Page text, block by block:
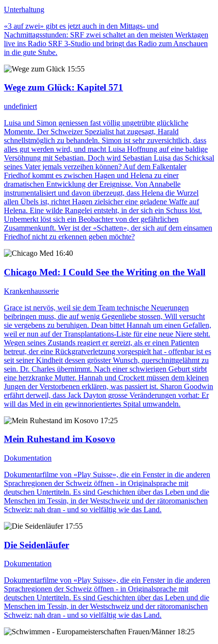
Unterhaltung
«3 auf zwei» gibt es jetzt auch in den Mittags- und
Nachmittagsstunden: SRF zwei schaltet an den meisten Werktagen
live ins Radio SRF 3-Studio und bringt das Radio zum Anschauen
in die gute Stube.
15:55
Wege zum Glück: Kapitel 571
undefiniert
Luisa und Simon geniessen fast völlig ungetrübte glückliche
Momente. Der Schweizer Spezialist hat zugesagt, Harald
schnellstmöglich zu behandeln. Simon ist sehr zuversichtlich, dass
alles gut werden wird, und macht Luisa Hoffnung auf eine baldige
Versöhnung mit Sebastian. Doch wird Sebastian Luisa das Schicksal
seines Vater jemals verzeihen können? Auf dem Falkentaler
Friedhof kommt es zwischen Hagen und Helena zu einer
dramatischen Entwicklung der Ereignisse. Von Annabelle
instrumentalisiert und davon überzeugt, dass Helena die Wurzel
allen Übels ist, richtet Hagen zielsicher eine geladene Waffe auf
Helena. Eine wilde Rangelei entsteht, in der sich ein Schuss löst.
Unbemerkt löst sich ein Beobachter von der gefährlichen
Zusammenkunft. Wer ist der «Schatten», der sich auf dem einsamen
Friedhof nicht zu erkennen geben möchte?
16:40
Chicago Med: I Could See the Writing on the Wall
Krankenhausserie
Grace ist nervös, weil sie dem Team technische Neuerungen
beibringen muss, die auf wenig Gegenliebe stossen, Will versucht
sie vergebens zu beruhigen. Dean bittet Hannah um einen Gefallen,
weil er nun auf der Transplantations-Liste für eine neue Niere steht.
Wegen seines Zustands reagiert er gereizt, als er einen Patienten
betreut, der eine Rückgratverletzung vorgespielt hat - offenbar ist es
seit seiner Kindheit dessen grösster Wunsch, querschnittgelähmt zu
sein. Dr. Charles übernimmt. Nach einer schwierigen Geburt stirbt
eine herzkranke Mutter. Hannah und Crockett müssen dem kleinen
Jungen der Verstorbenen erklären, was passiert ist. Sharon Goodwin
erfährt derweil, dass Jack Dayton grosse Veränderungen vorhat: Er
will das Med in ein gewinnorientiertes Spital umwandeln.
17:25
Mein Ruhestand im Kosovo
Dokumentation
Dokumentarfilme von «Play Suisse», die ein Fenster in die anderen
Sprachregionen der Schweiz öffnen - in Originalsprache mit
deutschen Untertiteln. Es sind Geschichten über das Leben und die
Menschen im Tessin, in der Westschweiz und der rätoromanischen
Schweiz: nah dran - und so vielfältig wie das Land.
17:55
Die Seidenläufer
Dokumentation
Dokumentarfilme von «Play Suisse», die ein Fenster in die anderen
Sprachregionen der Schweiz öffnen - in Originalsprache mit
deutschen Untertiteln. Es sind Geschichten über das Leben und die
Menschen im Tessin, in der Westschweiz und der rätoromanischen
Schweiz: nah dran - und so vielfältig wie das Land.
18:25